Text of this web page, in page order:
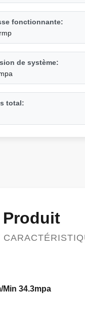
fonctionnante:
de système:
total:
34.3mpa